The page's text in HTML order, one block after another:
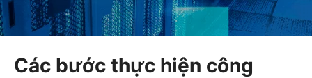
Các bước thực hiện công